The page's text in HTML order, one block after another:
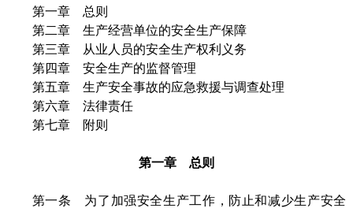
第一章 总则
第二章 生产经营单位的安全生产保障
第三章 从业人员的安全生产权利义务
第四章 安全生产的监督管理
第五章 生产安全事故的应急救援与调查处理
第六章 法律责任
第七章 附则
第一章 总则
第一条 为了加强安全生产工作，防止和减少生产安全